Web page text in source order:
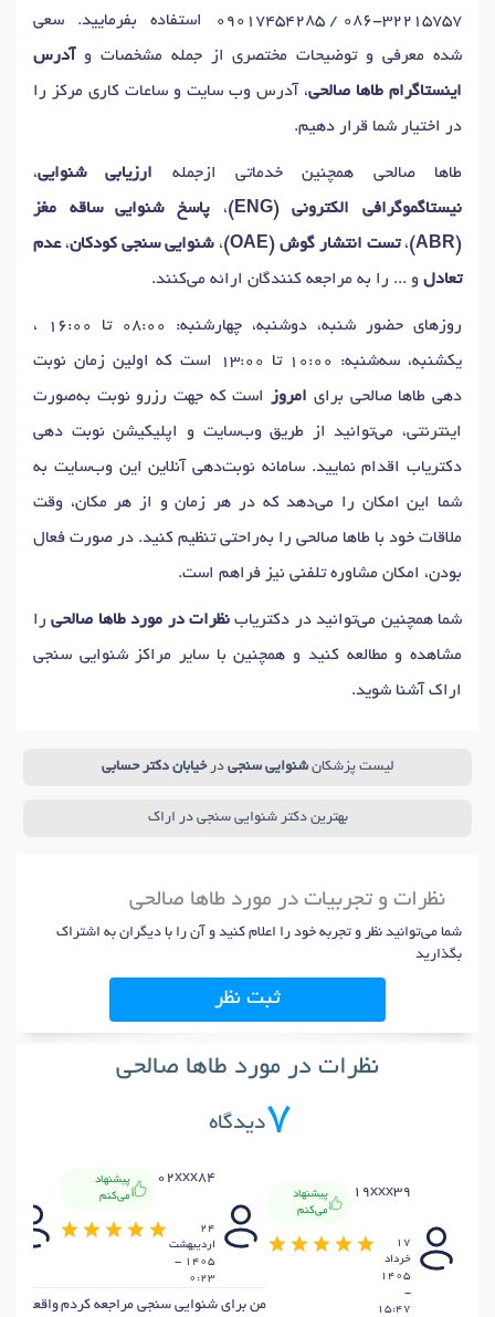
09017454285 / 086-32215757
استفاده بفرمایید. سعی
شده معرفی و توضیحات مختصری از جمله مشخصات و آدرس
اینستاگرام طاها صالحی، آدرس وب سایت و ساعات کاری مرکز را
در اختیار شما قرار دهیم.
طاها صالحی همچنین خدماتی ازجمله ارزیابی شنوایی،
نیستاگموگرافی الکترونی (ENG)
، پاسخ شنوایی ساقه مغز
(ABR)
،تست انتشار گوش (OAE) ،شنوایی سنجی کودکان،عدم
تعادل و ... را به مراجعه کنندگان ارائه می‌کنند.
روزهای حضور شنبه، دوشنبه، چهارشنبه: 08:00 تا 16:00 ،
یکشنبه، سه‌شنبه: 10:00 تا 13:00 است که اولین زمان نوبت
دهی طاها صالحی برای امروز
است که جهت رزرو نوبت به‌صورت
اینترنتی، می‌توانید از طریق وب‌سایت و اپلیکیشن نوبت دهی
دکتریاب اقدام نمایید. سامانه نوبت‌دهی آنلاین این وب‌سایت به
شما این امکان را می‌دهد که در هر زمان و از هر مکان، وقت
ملاقات خود با طاها صالحی را به‌راحتی تنظیم کنید. در صورت فعال
بودن، امکان مشاوره تلفنی نیز فراهم است.
شما همچنین می‌توانید در دکتریاب نظرات در مورد طاها صالحیرا
مشاهده و مطالعه کنید و همچنین با سایر مراکز شنوایی سنجی
اراک آشنا شوید.
لیست پزشکانشنوایی سنجی درخیابان دکتر حسابی
بهترین دکتر شنوایی سنجی در اراک
نظرات و تجربیات در مورد طاها صالحی
شما می‌توانید نظر و تجربه خود را اعلام کنید و آن را با دیگران به اشتراک
بگذارید
ثبت نظر
نظرات در مورد طاها صالحی
7دیدگاه
19xxx39
پیشنهاد
می‌کنم
17
خرداد
1405
-
15:47
02xxx84
پیشنهاد
می‌کنم
24
ارديبهشت
1405 -
0:23
من برای شنوایی سنجی مراجعه کردمواقعا